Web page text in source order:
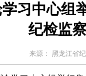
习中心组
纪检监
来源： 黑龙江省